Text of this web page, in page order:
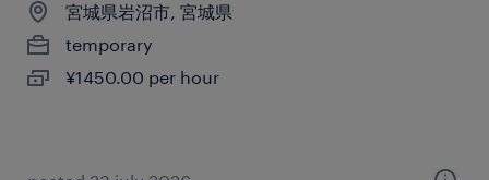
宮城県岩沼市, 宮城県
temporary
¥1450.00 per hour